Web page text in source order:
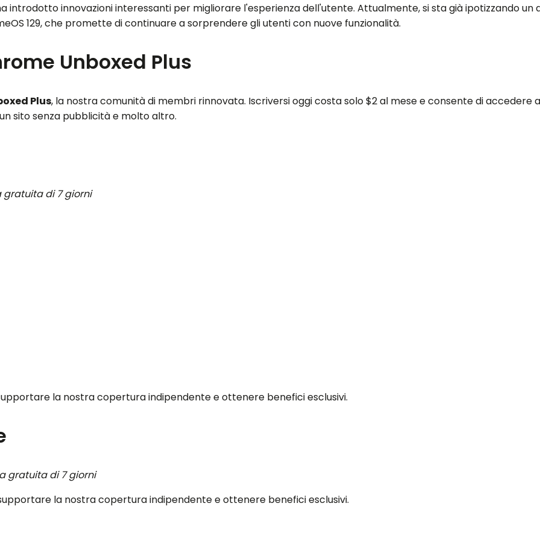
introdotto innovazioni interessanti per migliorare l'esperienza dell'utente. Attualmente, si sta già ipotizzando
129, che promette di continuare a sorprendere gli utenti con nuove funzionalità.
Unboxed Plus
Plus, la nostra comunità di membri rinnovata. Iscriversi oggi costa solo $2 al mese e consente di accedere
sito senza pubblicità e molto altro.
di 7 giorni
la nostra copertura indipendente e ottenere benefici esclusivi.
gratuita di 7 giorni
la nostra copertura indipendente e ottenere benefici esclusivi.